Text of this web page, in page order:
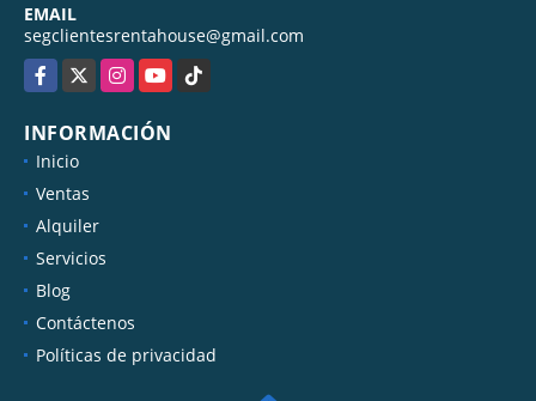
EMAIL
segclientesrentahouse@gmail.com
Facebook
X InstagramYouTubeTikTok
INFORMACIÓN
Inicio
Ventas
Alquiler
Servicios
Blog
Contáctenos
Políticas de privacidad